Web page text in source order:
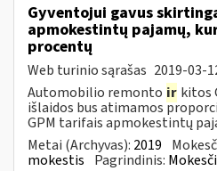
Gyventojui gavus
apmokestintų pajamų,
procentų
Web turinio sąrašas 2019-03-
Automobilio remonto ir kitos
išlaidos bus atimamos
GPM tarifais apmokestintų
Metai (Archyvas): 2019
mokestis Pagrindinis: